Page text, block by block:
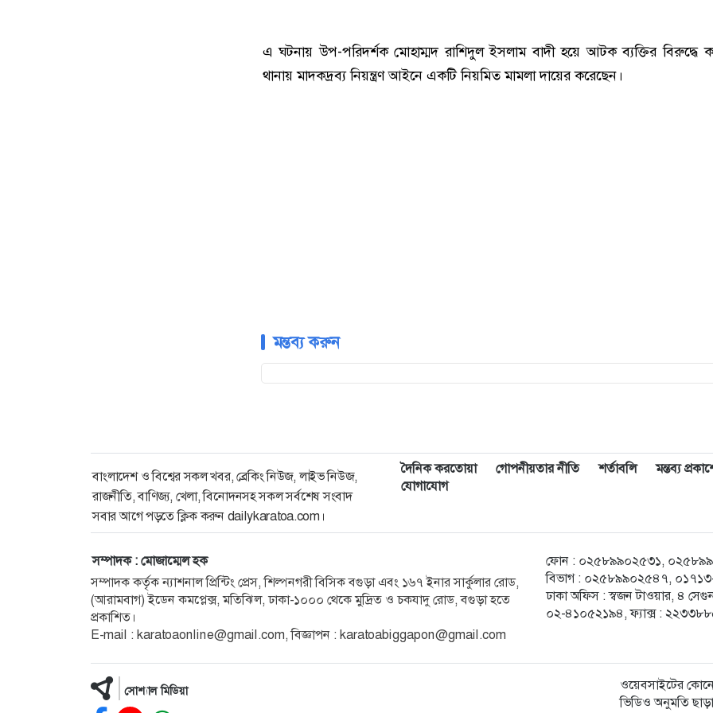
এ ঘটনায় উপ-পরিদর্শক মোহাম্মদ রাশিদুল ইসলাম বাদী হয়ে আটক ব্যক্তির বিরুদ্ধে
থানায় মাদকদ্রব্য নিয়ন্ত্রণ আইনে একটি নিয়মিত মামলা দায়ের করেছেন।
মন্তব্য করুন
বাংলাদেশ ও বিশ্বের সকল খবর, ব্রেকিং নিউজ, লাইভ নিউজ,
রাজনীতি, বাণিজ্য, খেলা, বিনোদনসহ সকল সর্বশেষ সংবাদ
সবার আগে পড়তে ক্লিক করুন dailykaratoa.com।
দৈনিক করতোয়া গোপনীয়তার নীতি শর্তাবলি মন্তব্য
যোগাযোগ
সম্পাদক : মোজাম্মেল হক
সম্পাদক কর্তৃক ন্যাশনাল প্রিন্টিং প্রেস, শিল্পনগরী বিসিক বগুড়া এবং ১৬৭ ইনার সার্কুলার রোড,
(আরামবাগ) ইডেন কমপ্লেক্স, মতিঝিল, ঢাকা-১০০০ থেকে মুদ্রিত ও চকযাদু রোড, বগুড়া হতে
প্রকাশিত।
E-mail : karatoaonline@gmail.com, বিজ্ঞাপন : karatoabiggapon@gmail.com
ফোন : ০২৫৮৯৯০২৫৩১,
বিভাগ : ০২৫৮৯৯০২৫৪৭,
ঢাকা অফিস : স্বজন টাওয়ার, ৪
০২-৪১০৫২১৯৪, ফ্যাক্স :
সোশ্যাল মিডিয়া
ওয়েবসাইটের
ভিডিও অনুমতি